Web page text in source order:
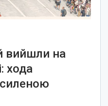
вийшли на
хода